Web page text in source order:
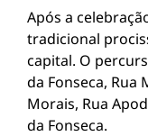
Após a
tradicional
capital. O
da Fonseca, Rua
Morais, Rua
da Fonseca.